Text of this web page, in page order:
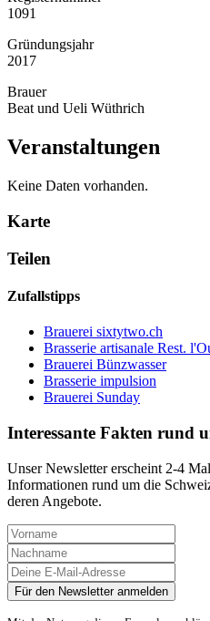
1091
Gründungsjahr
2017
Brauer
Beat und Ueli Wüthrich
Veranstaltungen
Keine Daten vorhanden.
Karte
Teilen
Zufallstipps
Brauerei sixtytwo.ch
Brasserie artisanale Rest.
Brauerei Bünzwasser
Brasserie impulsion
Brauerei Sunday
Interessante Fakten rund
Unser Newsletter erscheint 2-4
Informationen rund um die
deren Angebote.